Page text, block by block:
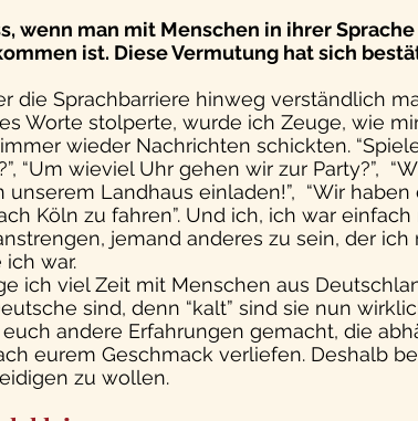
wenn man mit Menschen in ihrer
ist. Diese Vermutung hat sich
die Sprachbarriere hinweg verständlich
Worte stolperte, wurde ich Zeuge, wie
wieder Nachrichten schickten.
“Um wieviel Uhr gehen wir zur Party?”,
Landhaus einladen!”,  “Wir
Köln zu fahren”. Und ich, ich war
jemand anderes zu sein, der ich
war.
ich viel Zeit mit Menschen aus
sind, denn “kalt” sind sie nun
andere Erfahrungen gemacht, die
eurem Geschmack verliefen. Deshalb
zu wollen.